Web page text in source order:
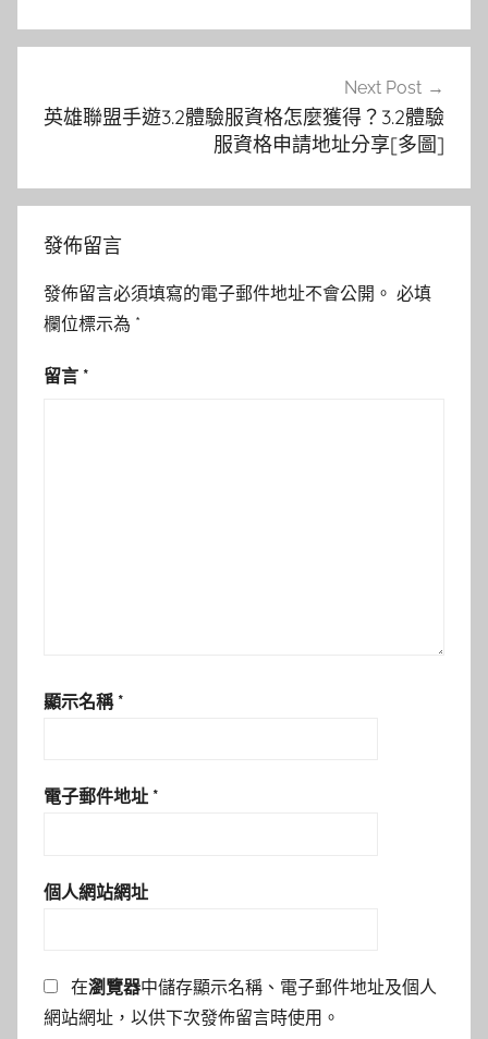
覽
Next Post
英雄聯盟手遊3.2體驗服資格怎麼獲得？3.2體驗
服資格申請地址分享[多圖]
發佈留言
發佈留言必須填寫的電子郵件地址不會公開。 必填
欄位標示為 *
留言 *
顯示名稱 *
電子郵件地址 *
個人網站網址
在瀏覽器中儲存顯示名稱、電子郵件地址及個人
網站網址，以供下次發佈留言時使用。